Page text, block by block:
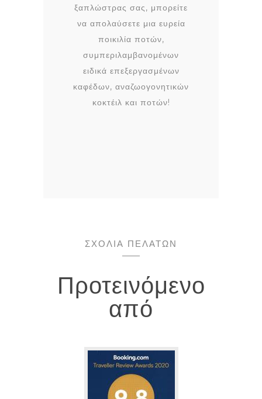
ξαπλώστρας σας, μπορείτε
να απολαύσετε μια ευρεία
ποικιλία ποτών,
συμπεριλαμβανομένων
ειδικά επεξεργασμένων
καφέδων, αναζωογονητικών
κοκτέιλ και ποτών!
ΣΧΟΛΙΑ ΠΕΛΑΤΩΝ
Προτεινόμενο
από